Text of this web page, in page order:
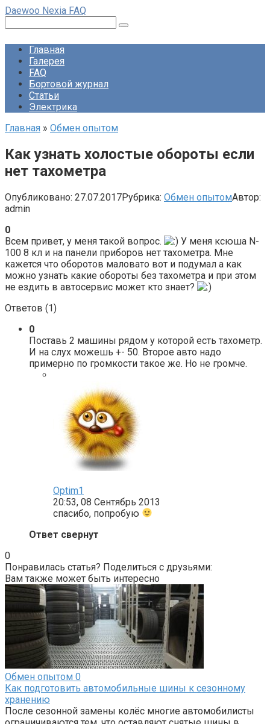
Перейти
контенту
Daewoo Nexia FAQ
Главная
Галерея
FAQ
Бортовой журнал
Статьи
Электрика
Главная » Обмен опытом
Как узнать холостые обороты если
нет тахометра
Опубликовано: 27.07.2017Рубрика: Обмен опытомАвтор:
admin
0
Всем привет, у меня такой вопрос.
У меня ксюша N-
100 8 кл и на панели приборов нет тахометра. Мне
кажется что оборотов маловато вот и подумал а как
можно узнать какие обороты без тахометра и при этом
не ездить в автосервис может кто знает?
Ответов (1)
0
Поставь 2 машины рядом у которой есть тахометр.
И на слух можешь +- 50. Второе авто надо
примерно по громкости такое же. Но не громче.
Optim1
20:53, 08 Сентябрь 2013
спасибо, попробую
Ответ свернут
0
Понравилась статья? Поделиться с друзьями:
Вам также может быть интересно
Обмен опытом 0
Как подготовить автомобильные шины к сезонному
хранению
После сезонной замены колёс многие автомобилисты